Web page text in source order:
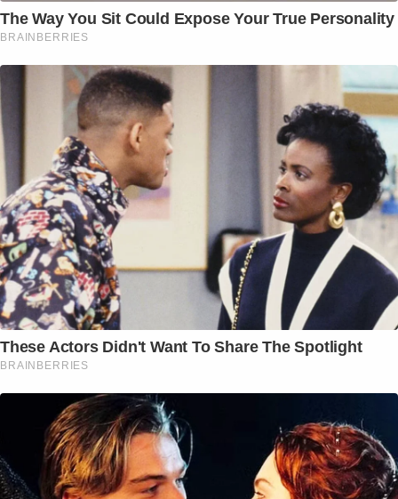
The Way You Sit Could Expose Your True Personality
BRAINBERRIES
These Actors Didn't Want To Share The Spotlight
BRAINBERRIES